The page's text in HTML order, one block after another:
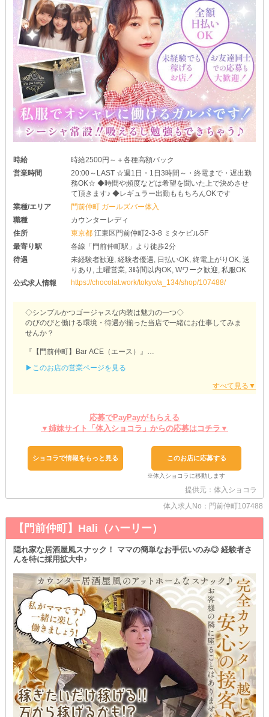
時給
時給2500円～＋各種高額バック
営業時間
20:00～LAST ☆週1日・1日3時間～・終電まで・遅出勤
務OK☆ ◆時間や頻度などは希望を聞いた上で決めさせ
て頂きます♪ ◆レギュラー出勤ももちろんOKです
業種/エリア
門前仲町 ガールズバー体入
職種
カウンターレディ
住所
東京都江東区門前仲町2-3-8 ミタケビル5F
最寄り駅
各線「門前仲町駅」より徒歩2分
待遇
未経験者歓迎, 経験者優遇, 日払いOK, 終電上がりOK, 送
りあり, 土曜営業, 3時間以内OK, Wワーク歓迎, 私服OK
公式求人情報
https://chocolat.work/tokyo/a_134/shop/107488/
◇シンプルかつゴージャスな内装は魅力の一つ◇
のびのびと働ける環境・待遇が揃った当店で一緒にお仕事してみま
せんか？
『【門前仲町】Bar ACE（エース）』
■ノンアルコール勤務OK■
どんな理由でも構いません◎
ご希望の子は、遠慮なくご相談ください！
退勤後は送りを利用できます◎
ご希望の場所まで車でお送りするので、始発まで時間を潰す必要は
ありません☆
車内では思い思いの時間をお過ごしくださいね♪
＼まずは体験入店からどうぞ！／
自分の希望とマッチするお店か、本入店する前に確認できます◎
気になるところは隅々までチェックして、本入に進みましょう！
▶このお店の営業ページを見る
応募でPayPayがもらえる
▼姉妹サイト「体入ショコラ」からの応募はコチラ▼
ショコラで情報をもっと見る このお店に応募する
提供元：体入ショコラ
体入求人No：門前仲町107488
【門前仲町】Hali（ハーリー）
隠れ家な居酒屋風スナック！ ママの簡単なお手伝いのみ◎ 経験者さ
んを特に採用拡大中♪